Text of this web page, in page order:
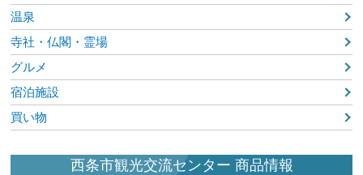
温泉
寺社・仏閣・霊場
グルメ
宿泊施設
買い物
西条市観光交流センター 商品情報